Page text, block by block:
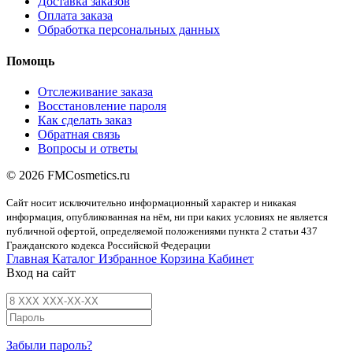
Оплата заказа
Обработка персональных данных
Помощь
Отслеживание заказа
Восстановление пароля
Как сделать заказ
Обратная связь
Вопросы и ответы
© 2026 FMCosmetics.ru
Сайт носит исключительно информационный характер и никакая
информация, опубликованная на нём, ни при каких условиях не является
публичной офертой, определяемой положениями пункта 2 статьи 437
Гражданского кодекса Российской Федерации
Главная Каталог Избранное Корзина Кабинет
Вход на сайт
Забыли пароль?